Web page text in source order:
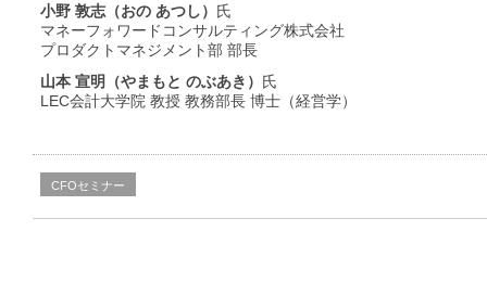
小野 敦志（おの あつし） 氏
マネーフォワードコンサルティング株式会社
プロダクトマネジメント部 部長
山本 宣明（やまもと のぶあき） 氏
LEC会計大学院 教授 教務部長 博士（経営学）
CFOセミナー